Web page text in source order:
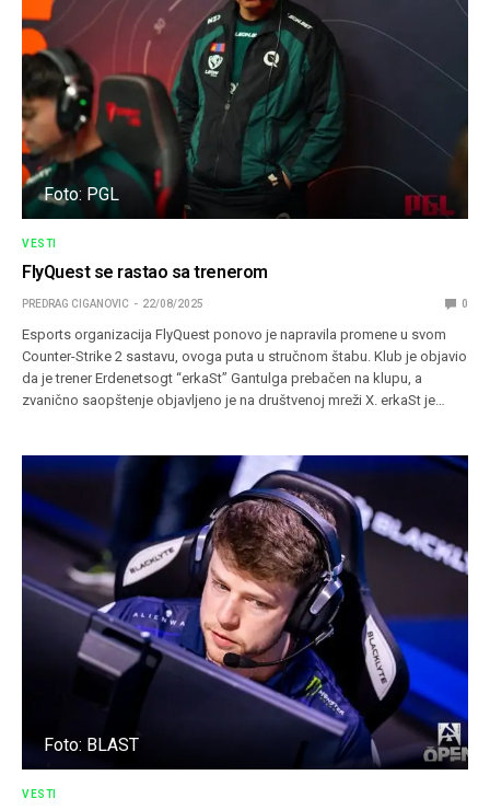
Foto: PGL
VESTI
FlyQuest se rastao sa trenerom
PREDRAG CIGANOVIC 22/08/2025 0
Esports organizacija FlyQuest ponovo je napravila promene u svom
Counter-Strike 2 sastavu, ovoga puta u stručnom štabu. Klub je objavio
da je trener Erdenetsogt “erkaSt” Gantulga prebačen na klupu, a
zvanično saopštenje objavljeno je na društvenoj mreži X. erkaSt je…
Foto: BLAST
VESTI